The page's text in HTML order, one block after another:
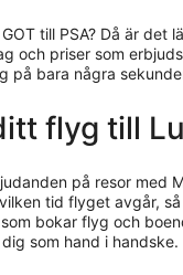
till PSA? Då är
och priser som
på bara några
flyg till
på resor med
tid flyget avgår,
bokar flyg och
som hand i handske.